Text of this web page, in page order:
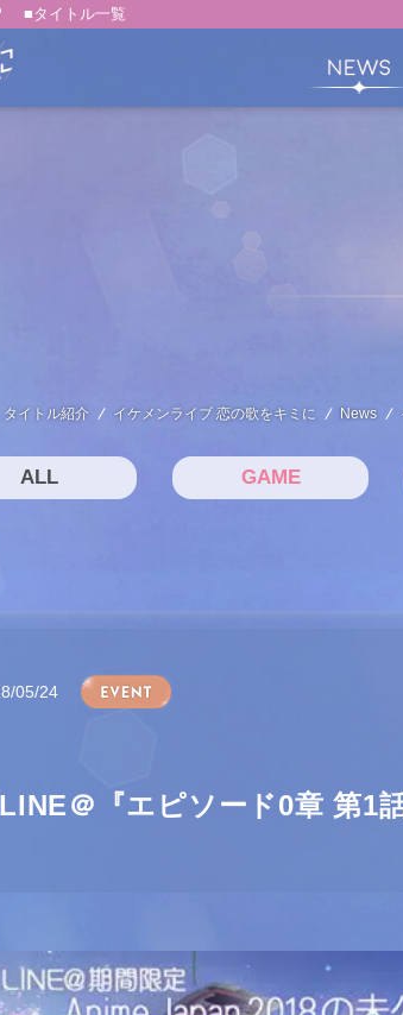
■タイトル一覧
タイトル紹介 イケメンライブ 恋の歌をキミに News
ALL GAME
05/24
LINE＠『エピソード0章 第1